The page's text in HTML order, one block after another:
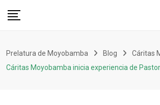
Prelatura de Moyobamba Blog
Cáritas
Cáritas Moyobamba inicia experiencia de